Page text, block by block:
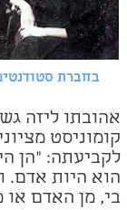
בחברת סטודנטים
אהובתו ליזה
קומוניסט
לקביעתה: "הן
הוא היות
בי, מן האדם או